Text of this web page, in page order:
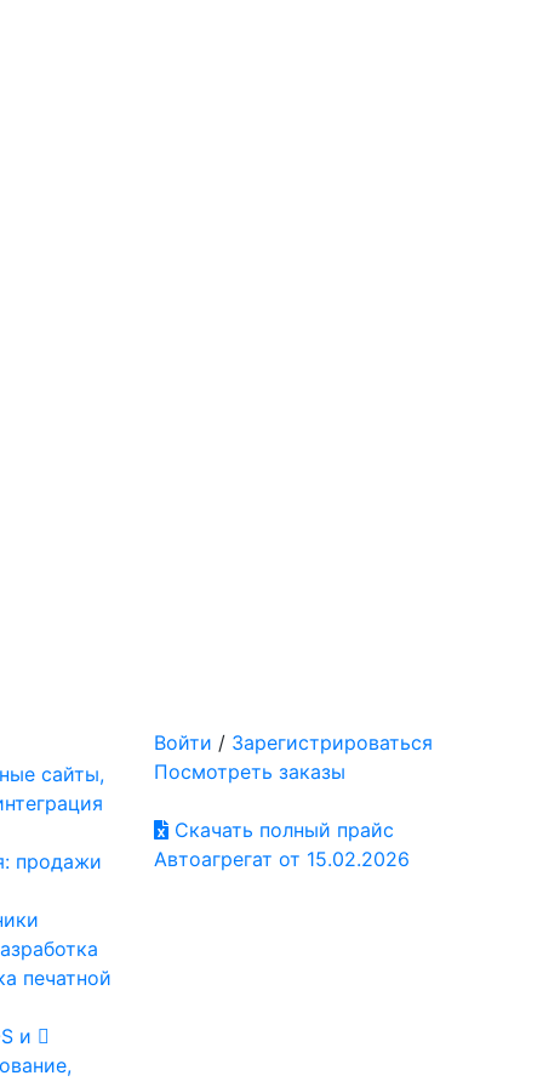
сайты,
продажи
печатной
и
Войти / Зарегистрироваться
Посмотреть заказы
Скачать полный прайс
Автоагрегат от 15.02.2026